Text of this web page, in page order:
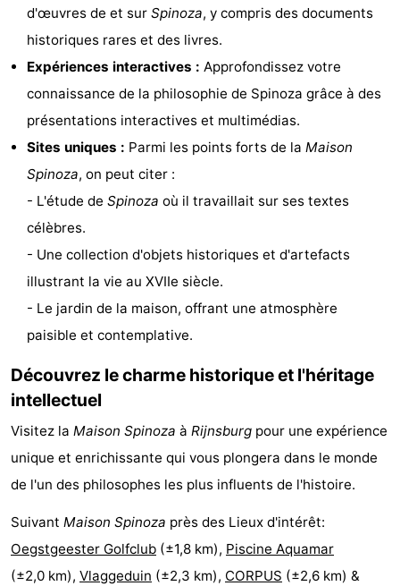
Musées
Monuments
-
Points
de
Attractions
-
Croisières
Terrains
jeux
Aires
intérieures
Experiences
Centres
bien-
être
&
villes
Nature
Sports
Piscines
-
Faire
-
d'œuvres de et sur Spinoza, y compris des documents
historiques rares et des livres.
Expériences interactives : Approfondissez votre
connaissance de la philosophie de Spinoza grâce à des
présentations interactives et multimédias.
Sites uniques : Parmi les points forts de la Maison
Spinoza, on peut citer :
- L'étude de Spinoza où il travaillait sur ses textes
célèbres.
- Une collection d'objets historiques et d'artefacts
illustrant la vie au XVIIe siècle.
- Le jardin de la maison, offrant une atmosphère
paisible et contemplative.
Découvrez le charme historique et l'héritage
intellectuel
Visitez la Maison Spinoza à Rijnsburg pour une expérience
unique et enrichissante qui vous plongera dans le monde
de l'un des philosophes les plus influents de l'histoire.
Suivant Maison Spinoza près des Lieux d'intérêt:
Oegstgeester Golfclub (±1,8 km), Piscine Aquamar
(±2,0 km), Vlaggeduin (±2,3 km), CORPUS (±2,6 km) &